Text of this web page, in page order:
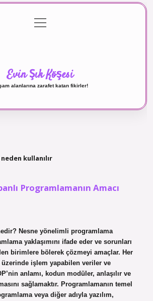
Gizlilik Politikası
menüyü
aç
Evin Şık Köşesi
alanlarına zarafet katan fikirler!
kullanılır
Programlamanın Amacı
Nesne yönelimli programlama
yaklaşımını ifade eder ve sorunları
birimlere bölerek çözmeyi amaçlar. Her
işlem yapabilen veriler ve
anlamı, kodun modüler, anlaşılır ve
sağlamaktır. Programlamanın temel
veya diğer adıyla yazılım,